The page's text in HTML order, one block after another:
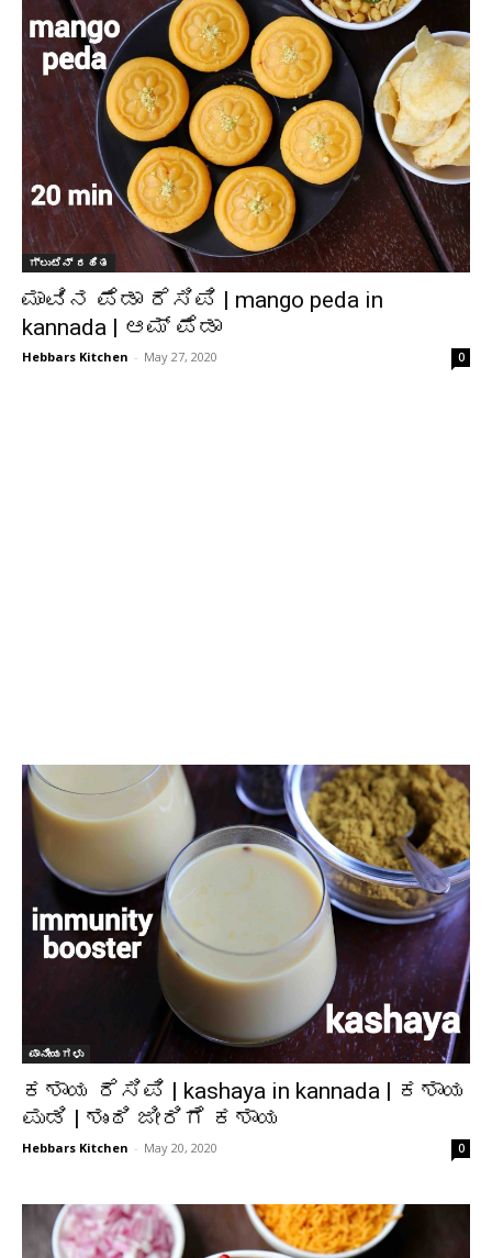
ಗ್ಲುಟೆನ್ ರಹಿತ
ಮಾವಿನ ಪೆಡಾ ರೆಸಿಪಿ | mango peda in
kannada | ಆಮ್ ಪೆಡಾ
Hebbars Kitchen - May 27, 2020 0
ಪಾನೀಯಗಳು
ಕಶಾಯ ರೆಸಿಪಿ | kashaya in kannada | ಕಶಾಯ
ಪುಡಿ | ಶುಂಠಿ ಜೀರಿಗೆ ಕಶಾಯ
Hebbars Kitchen - May 20, 2020 0